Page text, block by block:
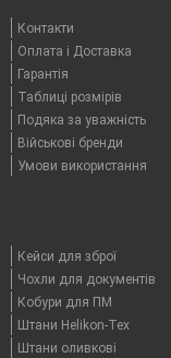
Контакти
Оплата i Доставка
Гарантія
Таблицi розмірів
Подяка за уважність
Військові бренди
Умови використання
Кейси для зброї
Чохли для документів
Кобури для ПМ
Штани Helikon-Tex
Штани оливкові